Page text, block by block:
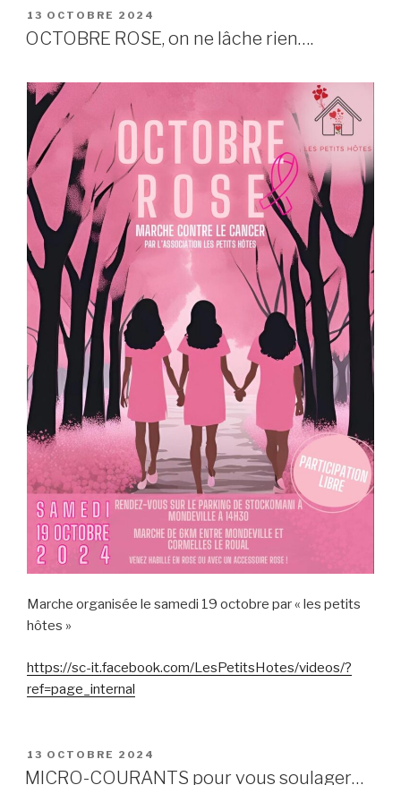
PUBLIÉ
LE
13 OCTOBRE 2024
OCTOBRE ROSE, on ne lâche rien….
Marche organisée le samedi 19 octobre par « les petits
hôtes »
https://sc-it.facebook.com/LesPetitsHotes/videos/?
ref=page_internal
PUBLIÉ
LE
13 OCTOBRE 2024
MICRO-COURANTS pour vous soulager…